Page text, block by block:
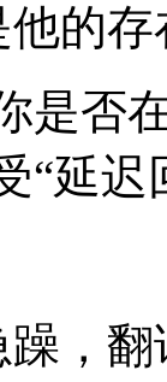
的存
是否
“延
，